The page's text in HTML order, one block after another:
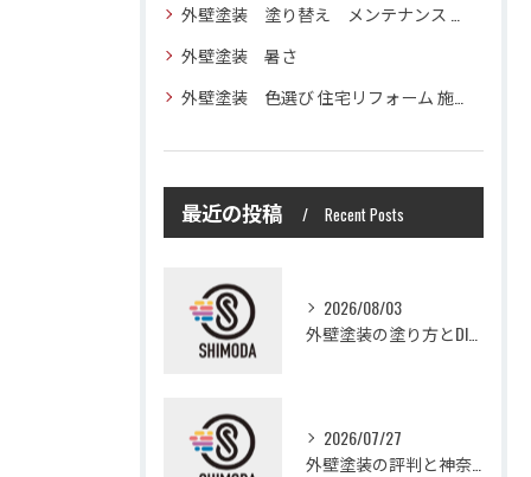
外壁塗装 塗り替え メンテナンス 住宅塗装
外壁塗装 暑さ
外壁塗装 色選び 住宅リフォーム 施工技術
最近の投稿 Recent Posts
2026/08/03
2026/07/27